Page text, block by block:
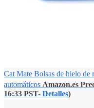
Cat Mate Bolsas de hielo de
automáticos Amazon.es
16:33 PST- Detalles)